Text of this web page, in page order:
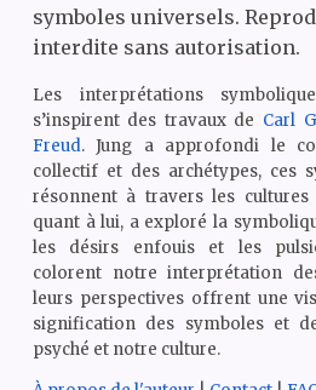
symboles universels.
interdite sans autorisation.
Les interprétations
s’inspirent des travaux de Carl
Freud. Jung a approfondi le
collectif et des archétypes, ces
résonnent à travers les cultures
quant à lui, a exploré la
les désirs enfouis et les
colorent notre interprétation
leurs perspectives offrent une
signification des symboles et
psyché et notre culture.